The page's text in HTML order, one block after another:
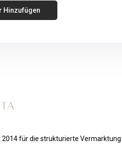
2014 für die strukturierte